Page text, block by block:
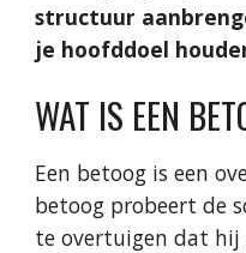
structuur
je hoofddoel
WAT IS EEN
Een betoog is een
betoog probeert de
te overtuigen dat